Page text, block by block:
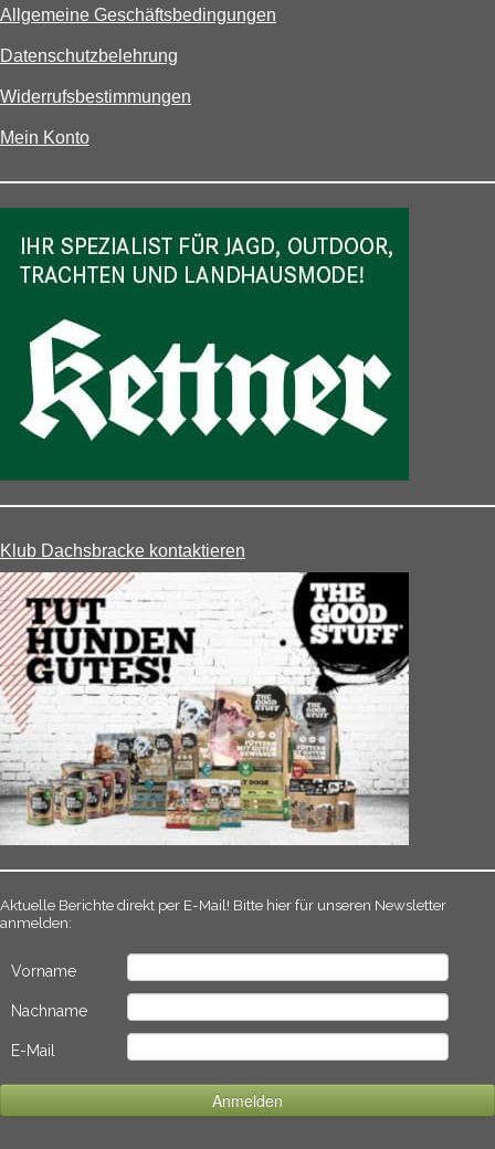
Allgemeine Geschäftsbedingungen
Datenschutzbelehrung
Widerrufsbestimmungen
Mein Konto
Klub Dachsbracke kontaktieren
Aktuelle Berichte direkt per E-Mail! Bitte hier für unseren Newsletter
anmelden:
Vorname
Nachname
E-Mail